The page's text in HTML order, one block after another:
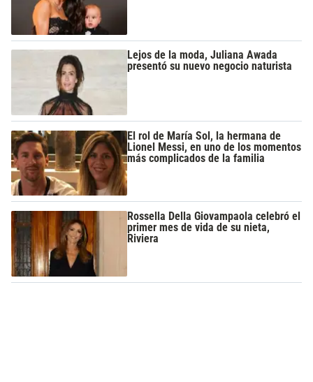
Lejos de la moda, Juliana Awada
presentó su nuevo negocio naturista
El rol de María Sol, la hermana de
Lionel Messi, en uno de los momentos
más complicados de la familia
Rossella Della Giovampaola celebró el
primer mes de vida de su nieta,
Riviera